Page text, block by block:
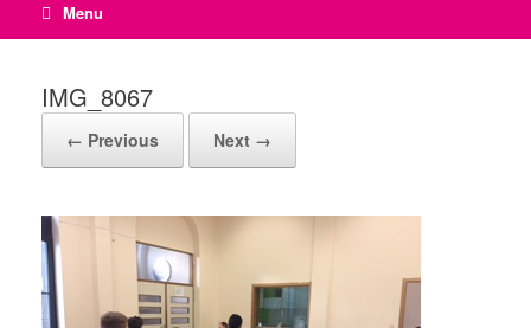
Menu
IMG_8067
← Previous Next →